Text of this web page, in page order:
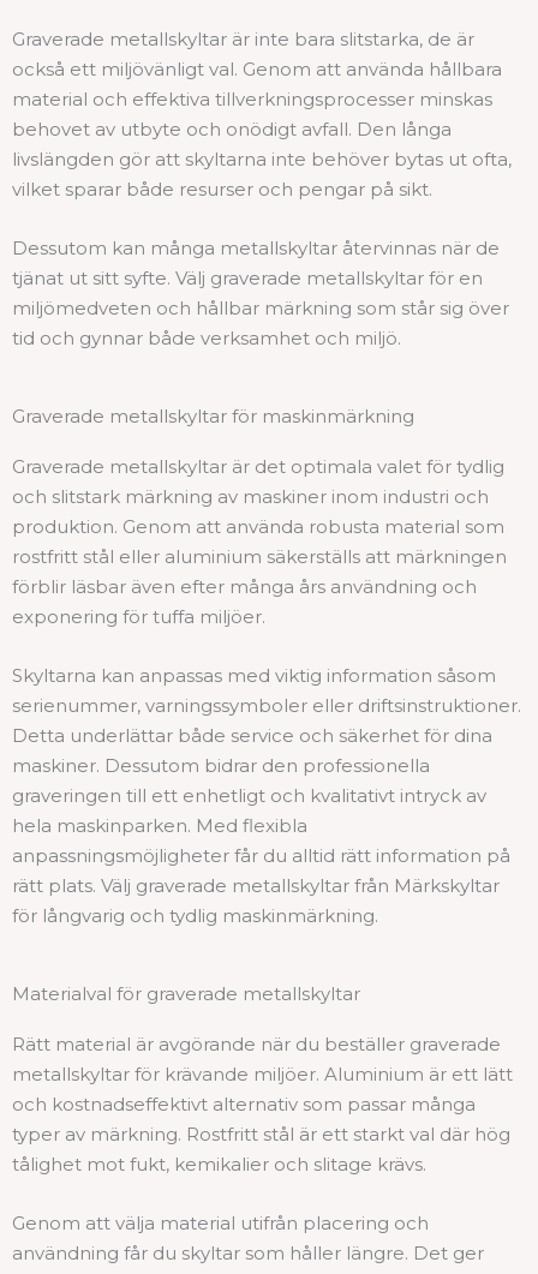
Graverade metallskyltar är inte bara slitstarka, de är
också ett miljövänligt val. Genom att använda hållbara
material och effektiva tillverkningsprocesser minskas
behovet av utbyte och onödigt avfall. Den långa
livslängden gör att skyltarna inte behöver bytas ut ofta,
vilket sparar både resurser och pengar på sikt.
Dessutom kan många metallskyltar återvinnas när de
tjänat ut sitt syfte. Välj graverade metallskyltar för en
miljömedveten och hållbar märkning som står sig över
tid och gynnar både verksamhet och miljö.
Graverade metallskyltar för maskinmärkning
Graverade metallskyltar är det optimala valet för tydlig
och slitstark märkning av maskiner inom industri och
produktion. Genom att använda robusta material som
rostfritt stål eller aluminium säkerställs att märkningen
förblir läsbar även efter många års användning och
exponering för tuffa miljöer.
Skyltarna kan anpassas med viktig information såsom
serienummer, varningssymboler eller driftsinstruktioner.
Detta underlättar både service och säkerhet för dina
maskiner. Dessutom bidrar den professionella
graveringen till ett enhetligt och kvalitativt intryck av
hela maskinparken. Med flexibla
anpassningsmöjligheter får du alltid rätt information på
rätt plats. Välj graverade metallskyltar från Märkskyltar
för långvarig och tydlig maskinmärkning.
Materialval för graverade metallskyltar
Rätt material är avgörande när du beställer graverade
metallskyltar för krävande miljöer. Aluminium är ett lätt
och kostnadseffektivt alternativ som passar många
typer av märkning. Rostfritt stål är ett starkt val där hög
tålighet mot fukt, kemikalier och slitage krävs.
Genom att välja material utifrån placering och
användning får du skyltar som håller längre. Det ger